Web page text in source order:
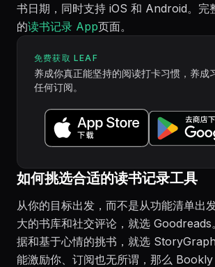
书日期，同时支持 iOS 和 Android。完
的读书记录 App页面。
免费获取 LEAF
养成你真正能坚持的阅读打卡习惯，养成
任何订阅。
如何挑选合适的读书记录工具
从你的目标出发，而不是从功能清单出
大的书库和社交评论，就选 Goodreads
据和基于心情的挑书，就选
能激励你、订阅也无所谓，那么